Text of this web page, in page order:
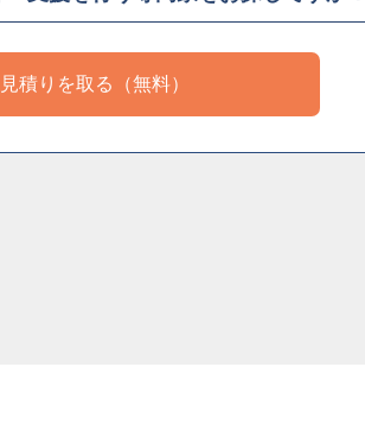
積りを取る（無料）